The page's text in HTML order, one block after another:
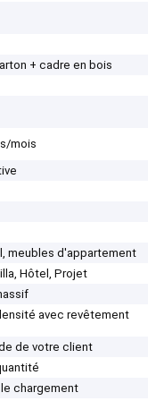
+ cadre en bois
mois
meubles d'appartement
Hôtel, Projet
avec revêtement
de votre client
chargement